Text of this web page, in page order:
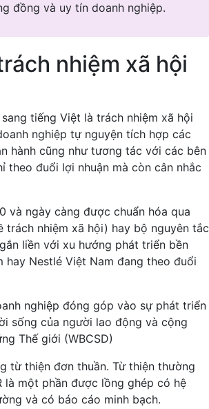
đồng và uy tín doanh nghiệp.
nhiệm xã hội
tiếng Việt là trách nhiệm xã hội
nghiệp tự nguyện tích hợp các
hành cũng như tương tác với các bên
theo đuổi lợi nhuận mà còn cân nhắc
và ngày càng được chuẩn hóa qua
nhiệm xã hội) hay bộ nguyên tắc
liền với xu hướng phát triển bền
hay Nestlé Việt Nam đang theo đuổi
nghiệp đóng góp vào sự phát triển
sống của người lao động và cộng
Thế giới (WBCSD)
từ thiện đơn thuần. Từ thiện thường
là một phần được lồng ghép có hệ
và có báo cáo minh bạch.